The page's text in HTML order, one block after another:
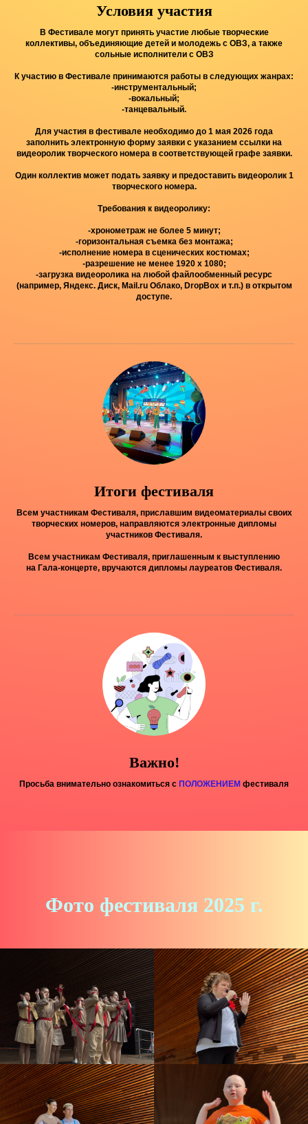
Условия участия
В Фестивале могут принять участие любые творческие
коллективы, объединяющие детей и молодежь с ОВЗ, а также
сольные исполнители с ОВЗ
К участию в Фестивале принимаются работы в следующих жанрах:
-инструментальный;
-вокальный;
-танцевальный.
Для участия в фестивале необходимо до 1 мая 2026 года
заполнить электронную форму заявки с указанием ссылки на
видеоролик творческого номера в соответствующей графе заявки.
Один коллектив может подать заявку и предоставить видеоролик 1
творческого номера.
Требования к видеоролику:
-хронометраж не более 5 минут;
-горизонтальная съемка без монтажа;
-исполнение номера в сценических костюмах;
-разрешение не менее 1920 х 1080;
-загрузка видеоролика на любой файлообменный ресурс
(например, Яндекс. Диск, Мail.ru Облако, DropBox и т.п.) в открытом
доступе.
Итоги фестиваля
Всем участникам Фестиваля, приславшим видеоматериалы своих
творческих номеров, направляются электронные дипломы
участников Фестиваля.
Всем участникам Фестиваля, приглашенным к выступлению
на Гала-концерте, вручаются дипломы лауреатов Фестиваля.
Важно!
Просьба внимательно ознакомиться с ПОЛОЖЕНИЕМ фестиваля
Фото фестиваля 2025 г.